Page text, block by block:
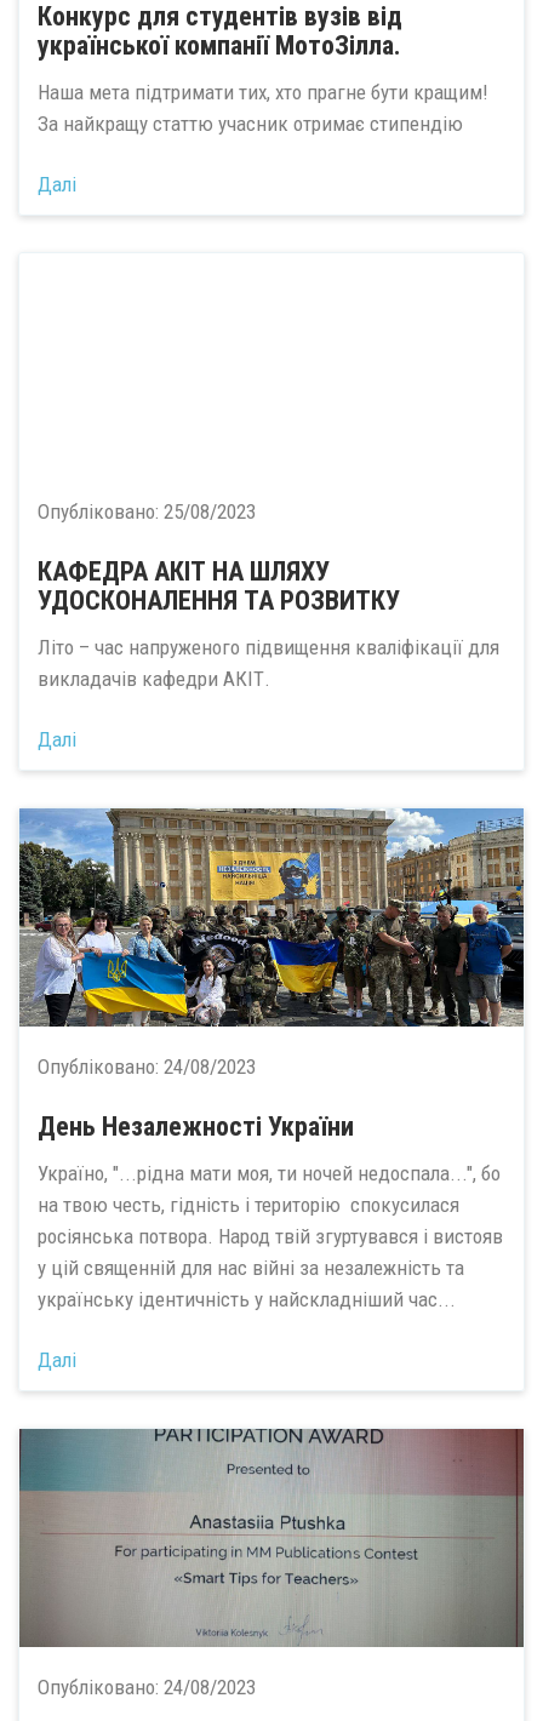
Конкурс для студентів вузів від
української компанії МотоЗілла.
Наша мета підтримати тих, хто прагне бути кращим!
За найкращу статтю учасник отримає стипендію
Далі
Опубліковано: 25/08/2023
КАФЕДРА АКІТ НА ШЛЯХУ
УДОСКОНАЛЕННЯ ТА РОЗВИТКУ
Літо – час напруженого підвищення кваліфікації для
викладачів кафедри АКІТ.
Далі
Опубліковано: 24/08/2023
День Незалежності України
Україно, "...рідна мати моя, ти ночей недоспала...", бо
на твою честь, гідність і територію спокусилася
росіянська потвора. Народ твій згуртувався і вистояв
у цій священній для нас війні за незалежність та
українську ідентичність у найскладніший час...
Далі
Опубліковано: 24/08/2023